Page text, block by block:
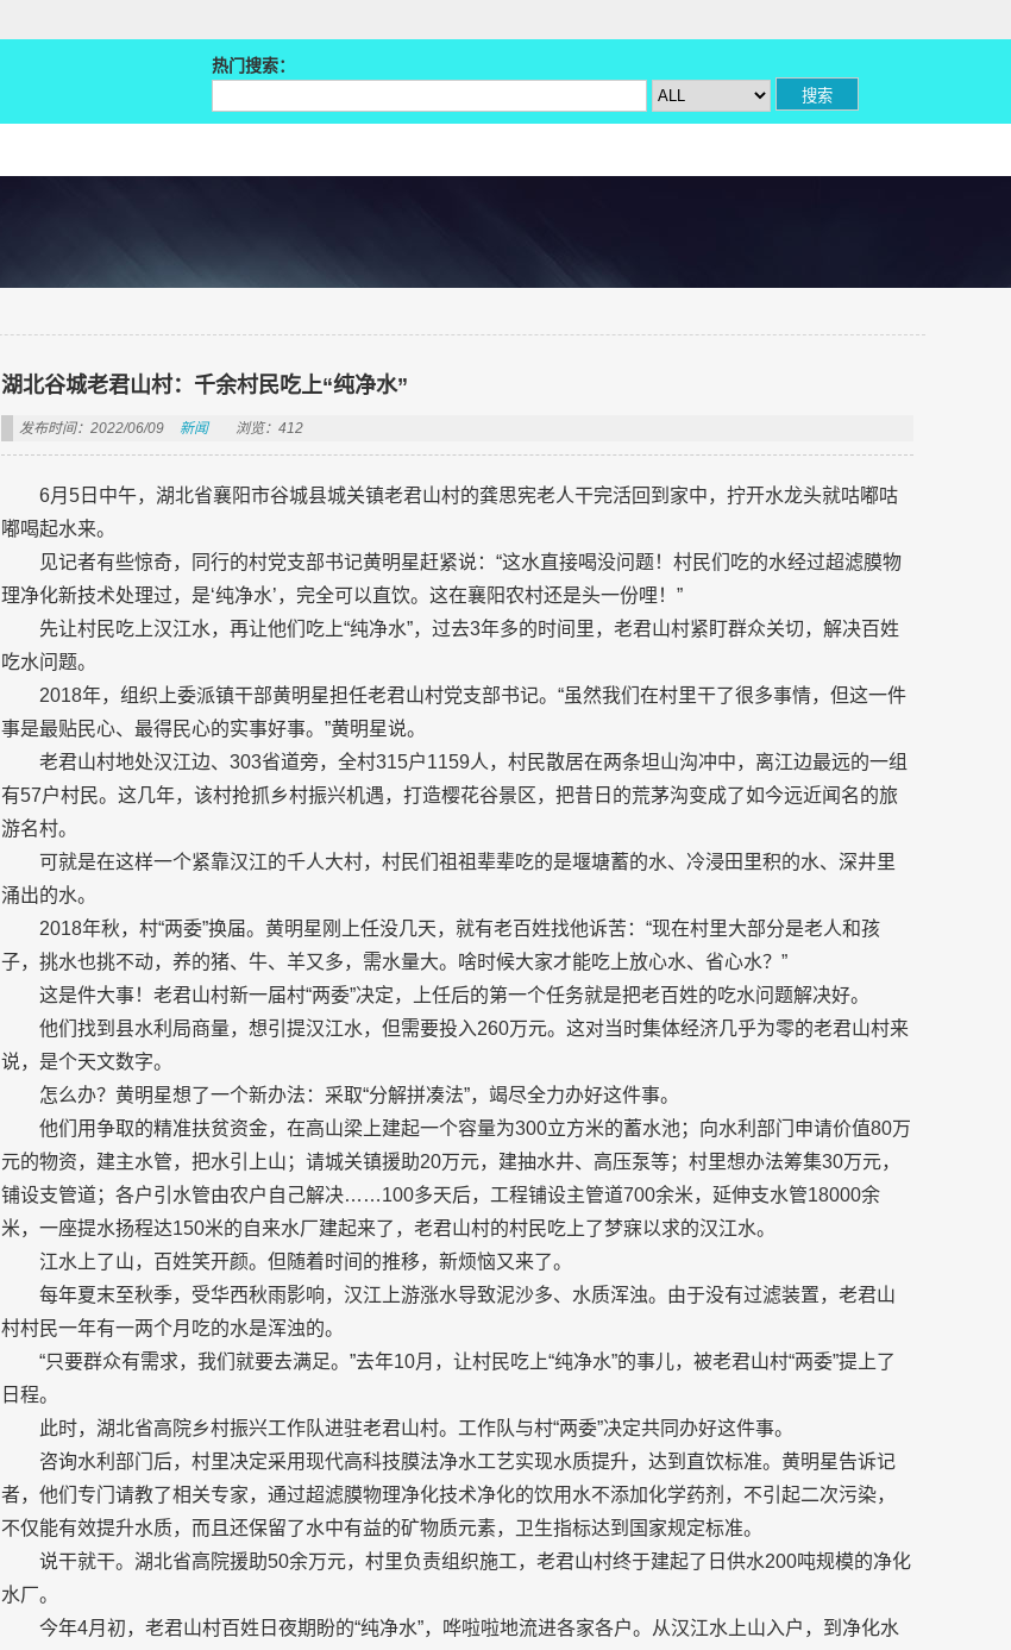
热门搜索：
湖北谷城老君山村：千余村民吃上“纯净水”
发布时间：2022/06/09 新闻 浏览：412
6月5日中午，湖北省襄阳市谷城县城关镇老君山村的龚思宪老人干完活回到家中，拧开水龙头就咕嘟咕
嘟喝起水来。
见记者有些惊奇，同行的村党支部书记黄明星赶紧说：“这水直接喝没问题！村民们吃的水经过超滤膜物
理净化新技术处理过，是‘纯净水’，完全可以直饮。这在襄阳农村还是头一份哩！”
先让村民吃上汉江水，再让他们吃上“纯净水”，过去3年多的时间里，老君山村紧盯群众关切，解决百姓
吃水问题。
2018年，组织上委派镇干部黄明星担任老君山村党支部书记。“虽然我们在村里干了很多事情，但这一件
事是最贴民心、最得民心的实事好事。”黄明星说。
老君山村地处汉江边、303省道旁，全村315户1159人，村民散居在两条坦山沟冲中，离江边最远的一组
有57户村民。这几年，该村抢抓乡村振兴机遇，打造樱花谷景区，把昔日的荒茅沟变成了如今远近闻名的旅
游名村。
可就是在这样一个紧靠汉江的千人大村，村民们祖祖辈辈吃的是堰塘蓄的水、冷浸田里积的水、深井里
涌出的水。
2018年秋，村“两委”换届。黄明星刚上任没几天，就有老百姓找他诉苦：“现在村里大部分是老人和孩
子，挑水也挑不动，养的猪、牛、羊又多，需水量大。啥时候大家才能吃上放心水、省心水？”
这是件大事！老君山村新一届村“两委”决定，上任后的第一个任务就是把老百姓的吃水问题解决好。
他们找到县水利局商量，想引提汉江水，但需要投入260万元。这对当时集体经济几乎为零的老君山村来
说，是个天文数字。
怎么办？黄明星想了一个新办法：采取“分解拼凑法”，竭尽全力办好这件事。
他们用争取的精准扶贫资金，在高山梁上建起一个容量为300立方米的蓄水池；向水利部门申请价值80万
元的物资，建主水管，把水引上山；请城关镇援助20万元，建抽水井、高压泵等；村里想办法筹集30万元，
铺设支管道；各户引水管由农户自己解决……100多天后，工程铺设主管道700余米，延伸支水管18000余
米，一座提水扬程达150米的自来水厂建起来了，老君山村的村民吃上了梦寐以求的汉江水。
江水上了山，百姓笑开颜。但随着时间的推移，新烦恼又来了。
每年夏末至秋季，受华西秋雨影响，汉江上游涨水导致泥沙多、水质浑浊。由于没有过滤装置，老君山
村村民一年有一两个月吃的水是浑浊的。
“只要群众有需求，我们就要去满足。”去年10月，让村民吃上“纯净水”的事儿，被老君山村“两委”提上了
日程。
此时，湖北省高院乡村振兴工作队进驻老君山村。工作队与村“两委”决定共同办好这件事。
咨询水利部门后，村里决定采用现代高科技膜法净水工艺实现水质提升，达到直饮标准。黄明星告诉记
者，他们专门请教了相关专家，通过超滤膜物理净化技术净化的饮用水不添加化学药剂，不引起二次污染，
不仅能有效提升水质，而且还保留了水中有益的矿物质元素，卫生指标达到国家规定标准。
说干就干。湖北省高院援助50余万元，村里负责组织施工，老君山村终于建起了日供水200吨规模的净化
水厂。
今年4月初，老君山村百姓日夜期盼的“纯净水”，哗啦啦地流进各家各户。从汉江水上山入户，到净化水